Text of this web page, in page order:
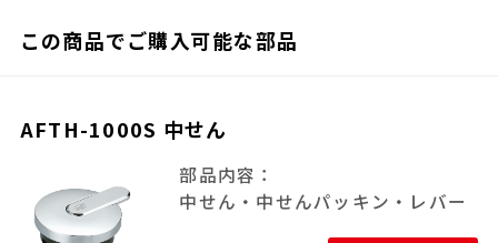
この商品でご購入可能な部品
AFTH-1000S 中せん
部品内容：
中せん・中せんパッキン・レバー